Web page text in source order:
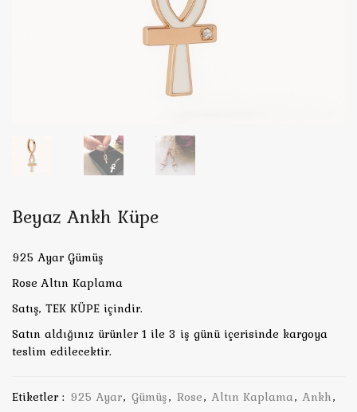
Beyaz Ankh Küpe
925 Ayar Gümüş
Rose Altın Kaplama
Satış, TEK KÜPE içindir.
Satın aldığınız ürünler 1 ile 3 iş günü içerisinde kargoya
teslim edilecektir.
Etiketler : 925 Ayar, Gümüş, Rose, Altın Kaplama, Ankh,